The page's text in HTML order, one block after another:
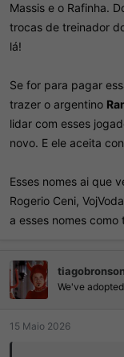
Massis e o Rafinha.
trocas de treinador
lá!
Se for para pagar
trazer o argentino
lidar com esses
novo. E ele aceita
Esses nomes ai que
Rogerio Ceni,
a esses nomes como
We've
15 Maio 2026